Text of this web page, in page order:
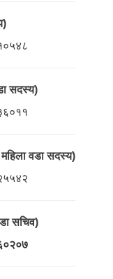
सदस्य)
वडा सदस्य)
सचिव)